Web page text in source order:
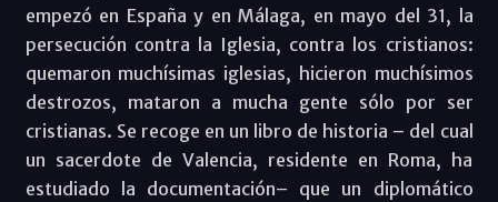
empezó en España y en Málaga, en mayo del 31, la
persecución contra la Iglesia, contra los cristianos:
quemaron muchísimas iglesias, hicieron muchísimos
destrozos, mataron a mucha gente sólo por ser
cristianas. Se recoge en un libro de historia – del cual
un sacerdote de Valencia, residente en Roma, ha
estudiado la documentación– que un diplomático